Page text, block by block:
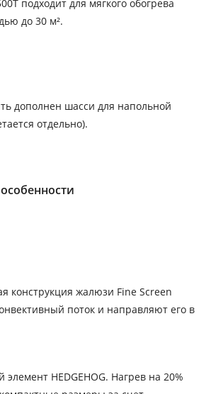
подходит для мягкого обогрева
до 30 м².
дополнен шасси для напольной
отдельно).
конструкция жалюзи Fine Screen
поток и направляют его в
элемент HEDGEHOG. Нагрев на 20%